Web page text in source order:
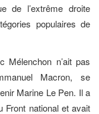
de l’extrême droite
populaires de
Mélenchon n’ait pas
Macron, se
Marine Le Pen. Il a
Front national et avait